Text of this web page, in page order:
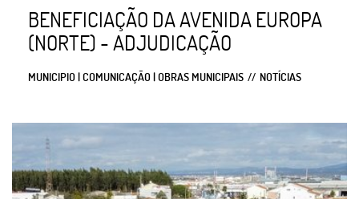
BENEFICIAÇÃO DA AVENIDA EUROPA
(NORTE) - ADJUDICAÇÃO
MUNICIPIO | COMUNICAÇÃO | OBRAS MUNICIPAIS NOTÍCIAS